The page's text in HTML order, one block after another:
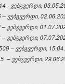
- ვებგვერდი,
ვებგვერდი,
ვებგვერდი,
ვებგვერდი,
– ვებგვერდი,
– ვებგვერდი,